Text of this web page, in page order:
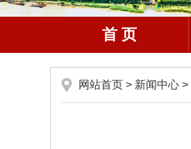
首 页
网站首页 > 新闻中心 >